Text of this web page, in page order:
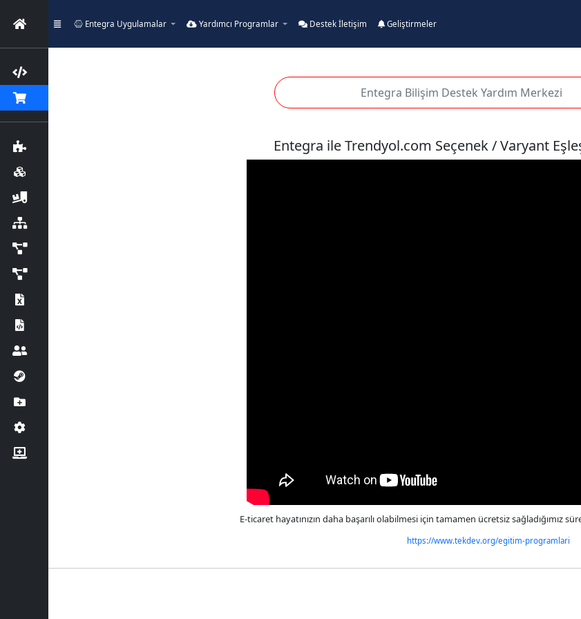
Entegra Uygulamalar Yardımcı Programlar Destek İletişim Geliştirmeler
Entegra ile Trendyol.com Seçenek / Varyant
E-ticaret hayatınızın daha başarılı olabilmesi için tamamen ücretsiz sağladığımız
https://www.tekdev.org/egitim-programlari